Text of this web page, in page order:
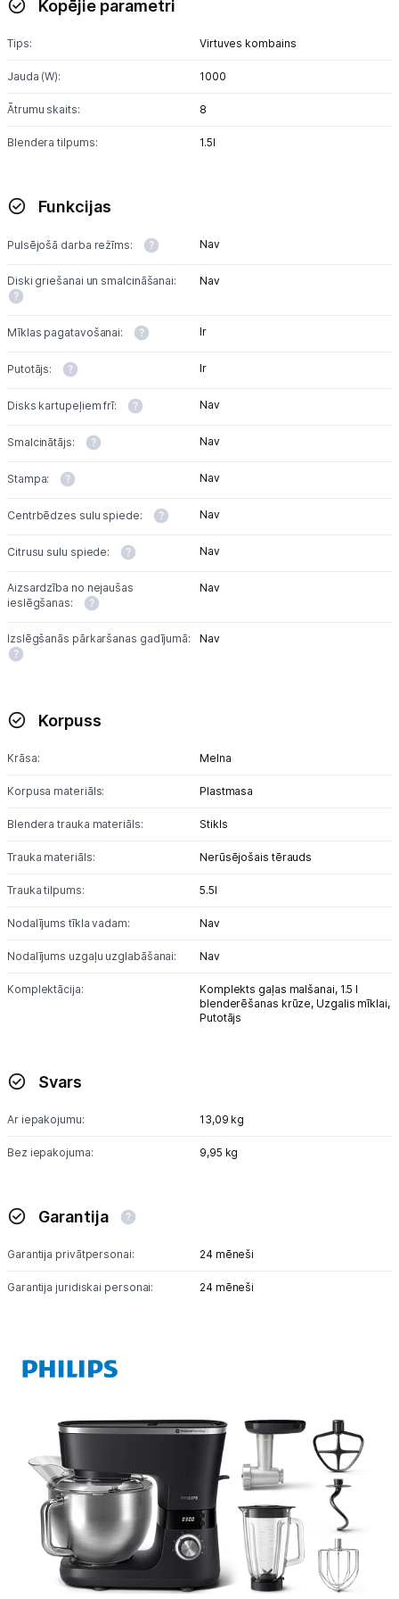
Blenderi
Grili
Augļu žāvētāji
Sulu spiedes
Gaļas maļamās mašīnas
Multivārāmie katli
Friteri
Vakuuma iepakotāji
Virtuves svari
Ūdens gāzēšanas aparāti
Mazās cepeškrāsnis
Mazās plītis
Mazās virtuves tehnikas aksesuāri
Apģērbu kopšana
Ražotāju atjaunota tehnika
Vēlmju saraksts
Piegāde un apmaksa
Kontakti
Kopējie parametri
Tips: Virtuves kombains
Jauda (W): 1000
Ātrumu skaits: 8
Blendera tilpums: 1.5l
Funkcijas
Pulsējošā darba režīms: Nav
Diski griešanai un smalcināšanai: Nav
Mīklas pagatavošanai: Ir
Putotājs: Ir
Disks kartupeļiem frī: Nav
Smalcinātājs: Nav
Stampa: Nav
Centrbēdzes sulu spiede: Nav
Citrusu sulu spiede: Nav
Aizsardzība no nejaušas
ieslēgšanas:
Nav
Izslēgšanās pārkaršanas gadījumā: Nav
Korpuss
Krāsa: Melna
Korpusa materiāls: Plastmasa
Blendera trauka materiāls: Stikls
Trauka materiāls: Nerūsējošais tērauds
Trauka tilpums: 5.5l
Nodalījums tīkla vadam: Nav
Nodalījums uzgaļu uzglabāšanai: Nav
Komplektācija: Komplekts gaļas malšanai, 1.5 l
blenderēšanas krūze, Uzgalis mīklai,
Putotājs
Svars
Ar iepakojumu: 13,09 kg
Bez iepakojuma: 9,95 kg
Garantija
Garantija privātpersonai: 24 mēneši
Garantija juridiskai personai: 24 mēneši